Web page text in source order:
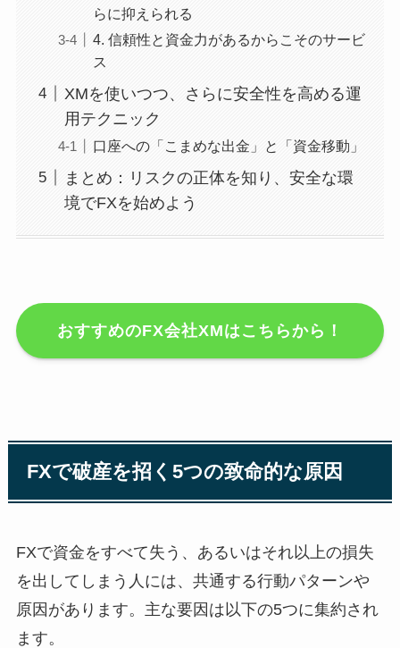
らに抑えられる
4. 信頼性と資金力があるからこそのサービ
ス
XMを使いつつ、さらに安全性を高める運
用テクニック
口座への「こまめな出金」と「資金移動」
まとめ：リスクの正体を知り、安全な環
境でFXを始めよう
おすすめのFX会社XMはこちらから！
FXで破産を招く5つの致命的な原因
FXで資金をすべて失う、あるいはそれ以上の損失
を出してしまう人には、共通する行動パターンや
原因があります。主な要因は以下の5つに集約され
ます。